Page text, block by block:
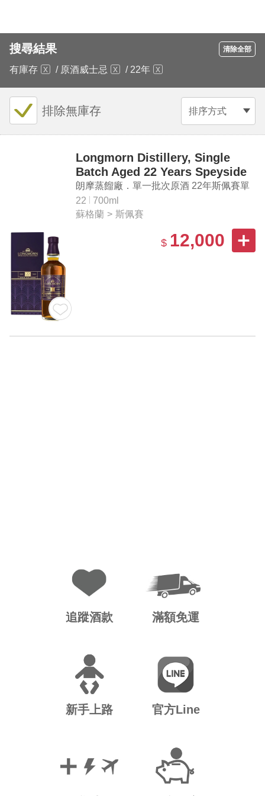
搜尋結果 清除全部
有庫存 / 原酒威士忌 / 22年
排序方式
排除無庫存
Longmorn Distillery, Single
Batch Aged 22 Years Speyside
Single Malt Scotch Whisky
朗摩蒸餾廠．單一批次原酒 22年斯佩賽單
一麥芽蘇格蘭威士忌
22
700ml
蘇格蘭 > 斯佩賽
$ 12,000
追蹤酒款 滿額免運
新手上路 官方Line